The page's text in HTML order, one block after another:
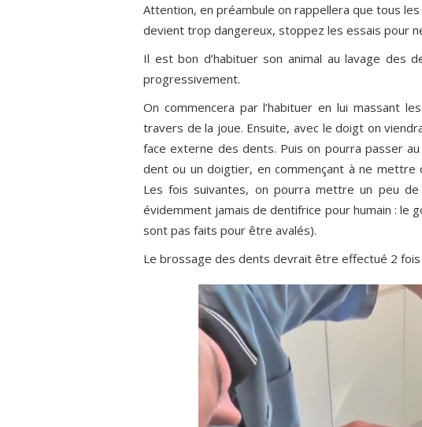
Attention, en préambule on rappellera que tous
devient trop dangereux, stoppez les essais pour
Il est bon d’habituer son animal au lavage des
progressivement.
On commencera par l’habituer en lui massant
travers de la joue. Ensuite, avec le doigt on
face externe des dents. Puis on pourra passer
dent ou un doigtier, en commençant à ne mettre
Les fois suivantes, on pourra mettre un peu
évidemment jamais de dentifrice pour humain : le
sont pas faits pour être avalés).
Le brossage des dents devrait être effectué 2 fois